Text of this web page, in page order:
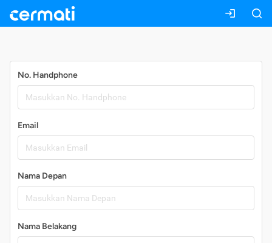
No. Handphone
Email
Nama Depan
Nama Belakang